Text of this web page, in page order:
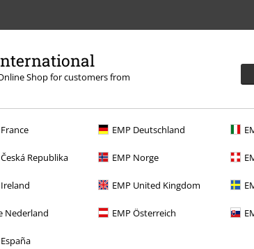
Shop for customers from
EMP Deutschland
Republika EMP Norge
EMP United Kingdom
Nederland EMP Österreich